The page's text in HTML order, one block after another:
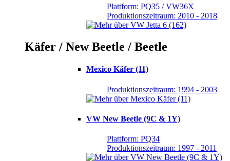
Plattform: PQ35 / VW36X
Produktionszeitraum: 2010 - 2018
Käfer / New Beetle / Beetle
Mexico Käfer (11)
Produktionszeitraum: 1994 - 2003
VW New Beetle (9C & 1Y)
Plattform: PQ34
Produktionszeitraum: 1997 - 2011